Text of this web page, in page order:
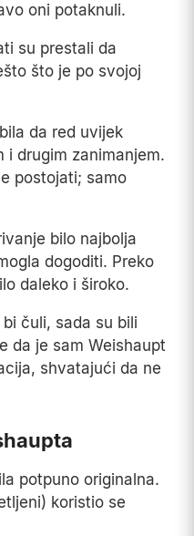
oni potaknuli.
su prestali da
što je po svojoj
da red uvijek
i drugim zanimanjem.
postojati; samo
bilo najbolja
dogoditi. Preko
daleko i široko.
čuli, sada su bili
da je sam Weishaupt
shvatajući da ne
potpuno originalna.
koristio se